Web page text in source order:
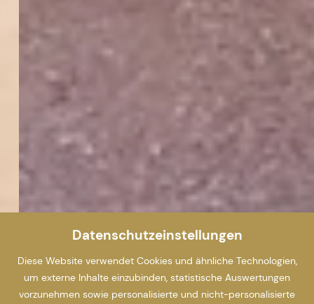
Datenschutzeinstellungen
Diese Website verwendet Cookies und ähnliche Technologien,
um externe Inhalte einzubinden, statistische Auswertungen
vorzunehmen sowie personalisierte und nicht-personalisierte